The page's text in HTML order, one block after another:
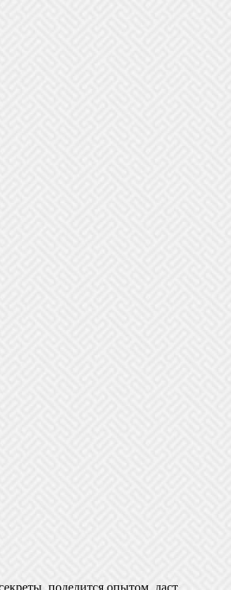
поделится опытом, даст